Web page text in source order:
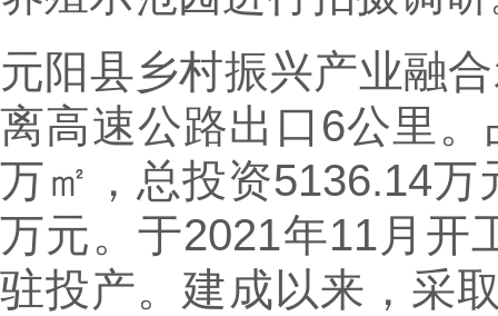
元阳县乡村振兴产业融
离高速公路出口6公里
万㎡，总投资5136.14
万元。于2021年11月开
驻投产。建成以来，采